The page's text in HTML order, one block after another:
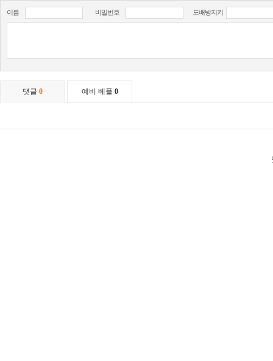
이름 비밀번호 도배방지키
댓글 0 예비 베플 0